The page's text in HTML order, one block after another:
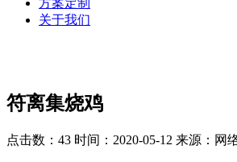
方案定制
关于我们
符离集烧鸡
点击数：43 时间：2020-05-12 来源：网